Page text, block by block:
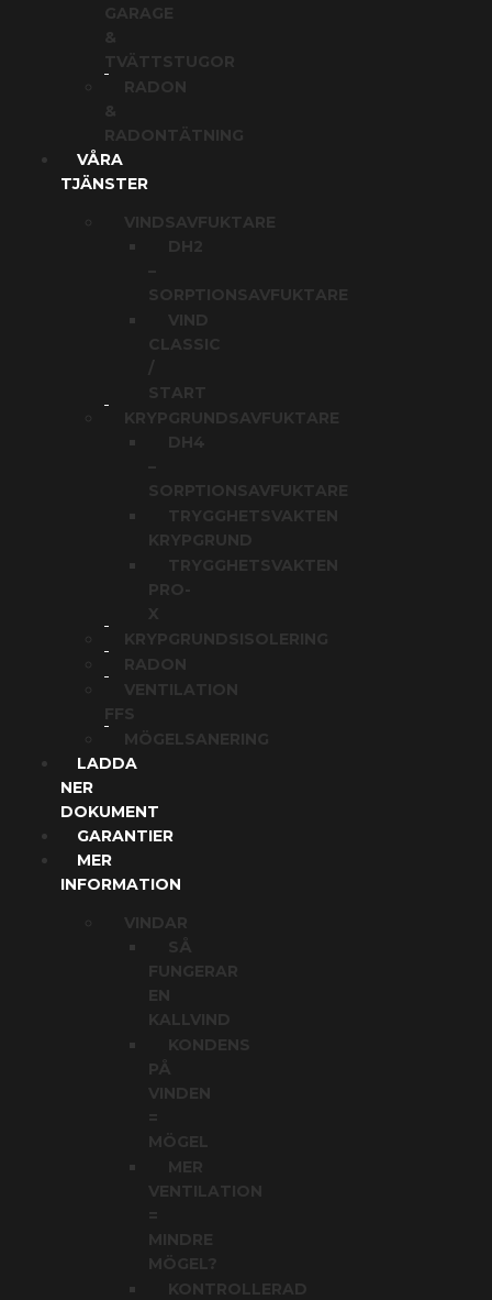
GARAGE
&
TVÄTTSTUGOR
RADON
&
RADONTÄTNING
VÅRA
TJÄNSTER
VINDSAVFUKTARE
DH2
SORPTIONSAVFUKTARE
VIND
CLASSIC
START
KRYPGRUNDSAVFUKTARE
DH4
SORPTIONSAVFUKTARE
TRYGGHETSVAKTEN
KRYPGRUND
TRYGGHETSVAKTEN
PRO-
X
KRYPGRUNDSISOLERING
RADON
VENTILATION
MÖGELSANERING
LADDA
NER
DOKUMENT
GARANTIER
MER
INFORMATION
VINDAR
SÅ
FUNGERAR
KALLVIND
KONDENS
PÅ
VINDEN
MÖGEL
MER
VENTILATION
MINDRE
MÖGEL?
KONTROLLERAD